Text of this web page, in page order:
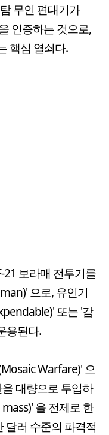
무인 편대기가
인증하는 것으로,
핵심 열쇠다.
21 보라매 전투기를
으로, 유인기
또는 '감
용된다.
Warfare)' 으
대량으로 투입하
을 전제로 한
달러 수준의 파격적